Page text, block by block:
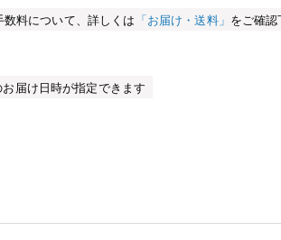
料について、詳しくは 「お届け・送料」 をご確
届け日時が指定できます